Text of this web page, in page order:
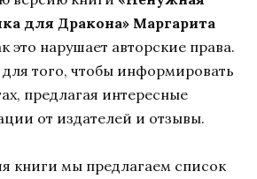
для Дракона» Маргарита
это нарушает авторские права.
того, чтобы информировать
предлагая интересные
от издателей и отзывы.
книги мы предлагаем список